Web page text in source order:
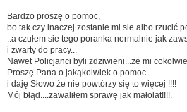
Bardzo proszę o pomoc,
bo tak czy inaczej zostanie mi sie albo rzucić
..a czułem sie tego poranka normalnie jak
i zwarty do pracy...
Nawet Policjanci byli zdziwieni...że mi
Proszę Pana o jakąkolwiek o pomoc
i daję Słowo że nie powtórzy się to więcej !!!!
Mój błąd....zawaliłem sprawę jak małolat!!!!.